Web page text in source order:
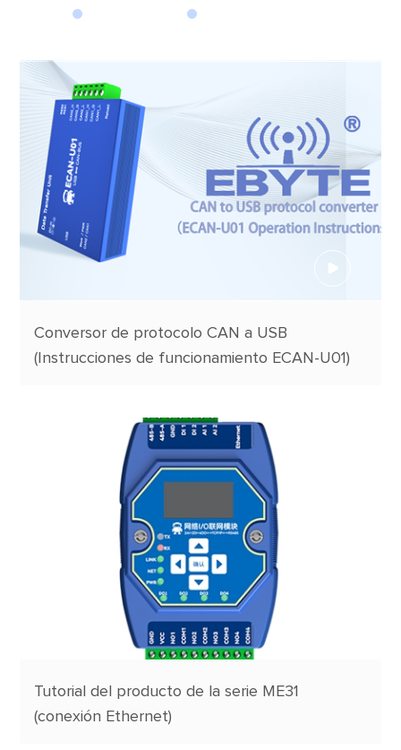
Conversor de protocolo CAN a USB
(Instrucciones de funcionamiento ECAN-U01)
Tutorial del producto de la serie ME31
(conexión Ethernet)